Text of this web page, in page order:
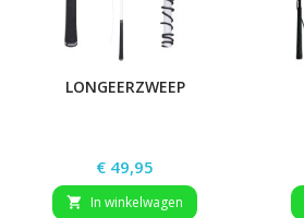
LONGEERZWEEP
Prijs
€ 49,95
 In winkelwagen